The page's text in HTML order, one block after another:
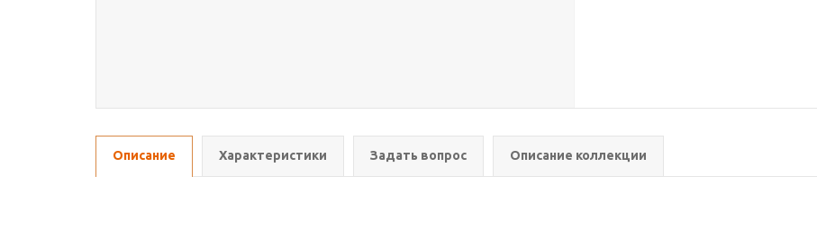
Описание Характеристики Задать вопрос Описание коллекции